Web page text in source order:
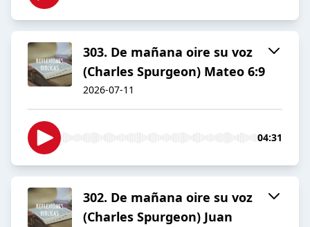
303. De mañana oire su voz
(Charles Spurgeon) Mateo 6:9
2026-07-11
04:31
302. De mañana oire su voz
(Charles Spurgeon) Juan